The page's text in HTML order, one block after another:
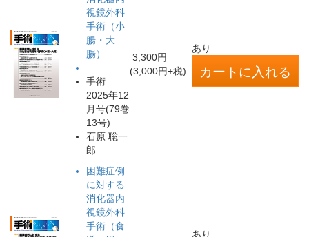
視鏡外科
手術（小
腸・大
腸）
手術
2025年12
月号(79巻
13号)
石原 聡一
郎
3,300円
(3,000円+税)
あり
困難症例
に対する
消化器内
視鏡外科
手術（食
あり